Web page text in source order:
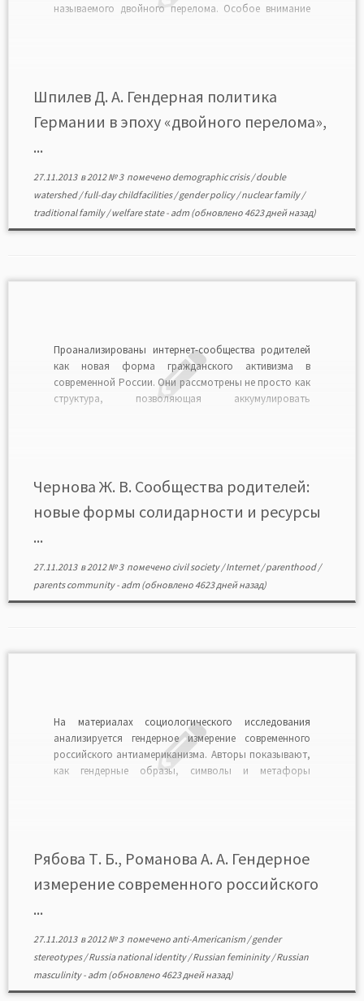
называемого двойного перелома. Особое внимание
сохранение трудоспособности и карьерного […]
Шпилев Д. А. Гендерная политика
Германии в эпоху «двойного перелома»,
...
27.11.2013в2012 № 3 помечено demographic crisis/double
watershed/full-day childfacilities/gender policy/nuclear family/
traditional family/welfare state- adm(обновлено 4623 дней назад)
Проанализированы интернет-сообщества родителей
как новая форма гражданского активизма в
современной России. Они рассмотрены не просто как
структура, позволяющая аккумулировать
рамок политики и/или бизнеса. Социологический
анализ интернет-сообществ родителей дает […]
Чернова Ж. В. Сообщества родителей:
новые формы солидарности и ресурсы
...
27.11.2013в2012 № 3 помечено civil society/Internet/parenthood/
parents community- adm(обновлено 4623 дней назад)
На материалах социологического исследования
анализируется гендерное измерение современного
российского антиамериканизма. Авторы показывают,
как гендерные образы, символы и метафоры
социологических наук, профессор кафедры общей
социологии и феминологии, […]
Рябова Т. Б., Романова А. А. Гендерное
измерение современного российского
...
27.11.2013в2012 № 3 помечено anti-Americanism /gender
stereotypes/Russia national identity/Russian femininity/Russian
masculinity- adm(обновлено 4623 дней назад)